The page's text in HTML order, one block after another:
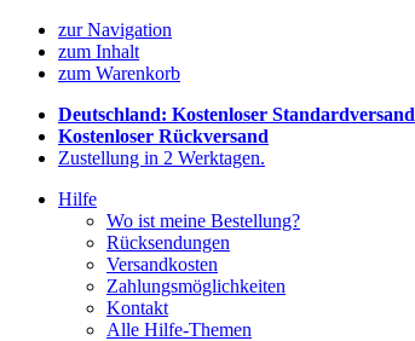
zur Navigation
zum Inhalt
zum Warenkorb
Deutschland: Kostenloser Standardversand
Kostenloser Rückversand
Zustellung in 2 Werktagen.
Hilfe
Wo ist meine Bestellung?
Rücksendungen
Versandkosten
Zahlungsmöglichkeiten
Kontakt
Alle Hilfe-Themen